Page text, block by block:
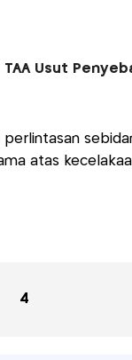
Usut
atas
4